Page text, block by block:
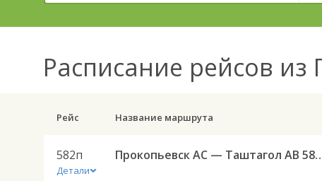
автобус
онлайн
Расписание рейсов из
Рейс Название маршрута
582п
Детали
Прокопьевск АС —